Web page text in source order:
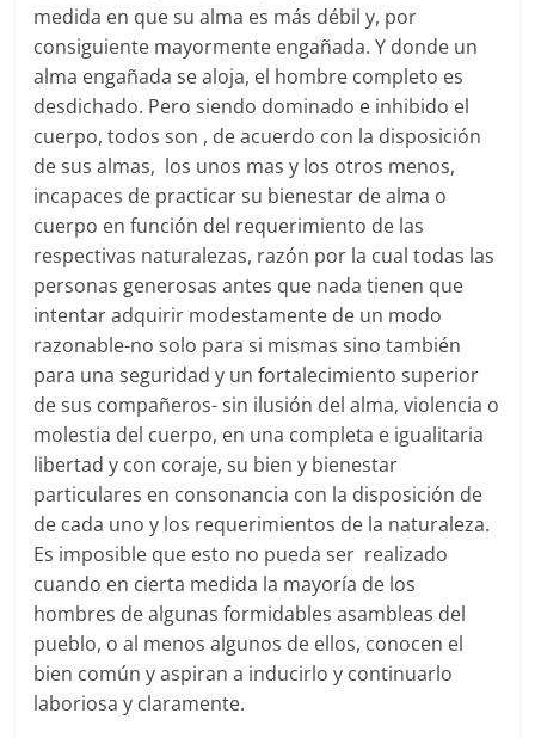
medida en que su alma es más débil y, por
consiguiente mayormente engañada. Y donde un
alma engañada se aloja, el hombre completo es
desdichado. Pero siendo dominado e inhibido el
cuerpo, todos son , de acuerdo con la disposición
de sus almas, los unos mas y los otros menos,
incapaces de practicar su bienestar de alma o
cuerpo en función del requerimiento de las
respectivas naturalezas, razón por la cual todas las
personas generosas antes que nada tienen que
intentar adquirir modestamente de un modo
razonable-no solo para si mismas sino también
para una seguridad y un fortalecimiento superior
de sus compañeros- sin ilusión del alma, violencia o
molestia del cuerpo, en una completa e igualitaria
libertad y con coraje, su bien y bienestar
particulares en consonancia con la disposición de
de cada uno y los requerimientos de la naturaleza.
Es imposible que esto no pueda ser realizado
cuando en cierta medida la mayoría de los
hombres de algunas formidables asambleas del
pueblo, o al menos algunos de ellos, conocen el
bien común y aspiran a inducirlo y continuarlo
laboriosa y claramente.